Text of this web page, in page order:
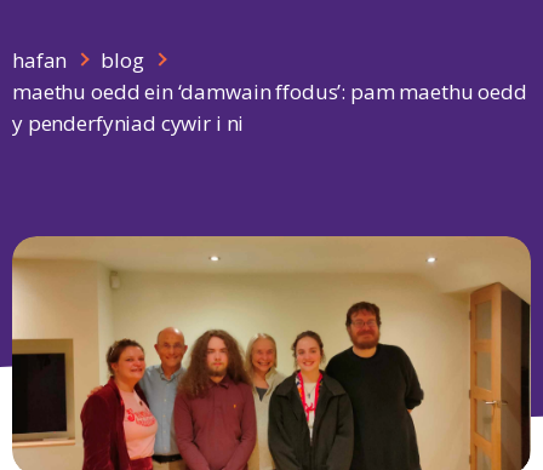
hafan
blog
maethu oedd ein ‘damwain ffodus’: pam maethu oedd
y penderfyniad cywir i ni